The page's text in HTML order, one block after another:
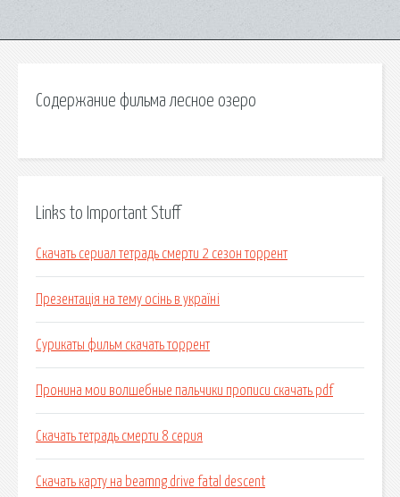
Содержание фильма лесное озеро
Links to Important Stuff
Скачать сериал тетрадь смерти 2 сезон торрент
Презентація на тему осінь в україні
Сурикаты фильм скачать торрент
Пронина мои волшебные пальчики прописи скачать pdf
Скачать тетрадь смерти 8 серия
Скачать карту на beamng drive fatal descent